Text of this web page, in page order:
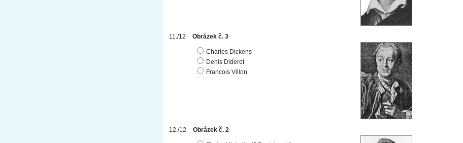
Obrázek č. 3
Charles Dickens
Denis Diderot
Francois Villon
Obrázek č. 2